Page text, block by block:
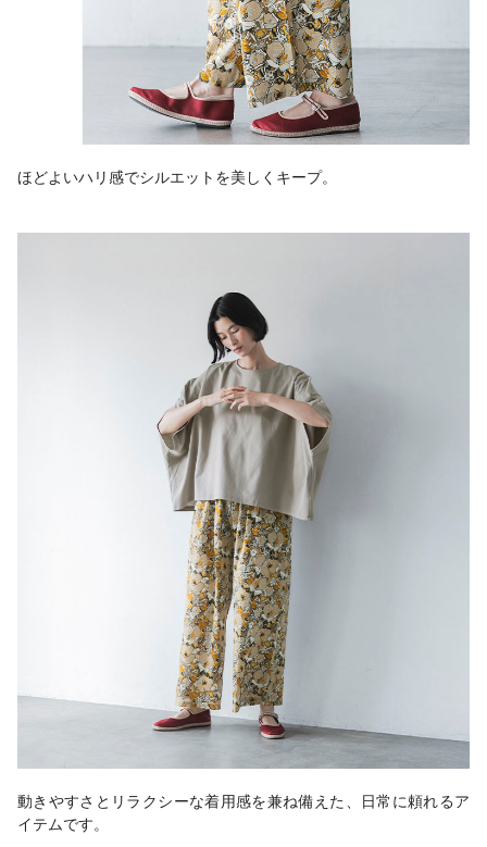
ほどよいハリ感でシルエットを美しくキープ。
動きやすさとリラクシーな着用感を兼ね備えた、日常に頼れるア
イテムです。